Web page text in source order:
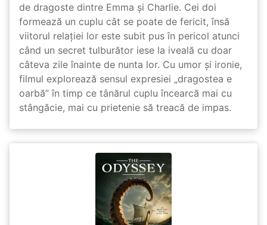
de dragoste dintre Emma și Charlie. Cei doi
formează un cuplu cât se poate de fericit, însă
viitorul relației lor este subit pus în pericol atunci
când un secret tulburător iese la iveală cu doar
câteva zile înainte de nunta lor. Cu umor și ironie,
filmul explorează sensul expresiei „dragostea e
oarbă” în timp ce tânărul cuplu încearcă mai cu
stângăcie, mai cu prietenie să treacă de impas.